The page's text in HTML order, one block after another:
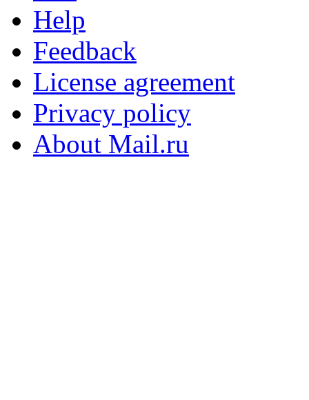
Help
Feedback
License agreement
Privacy policy
About Mail.ru